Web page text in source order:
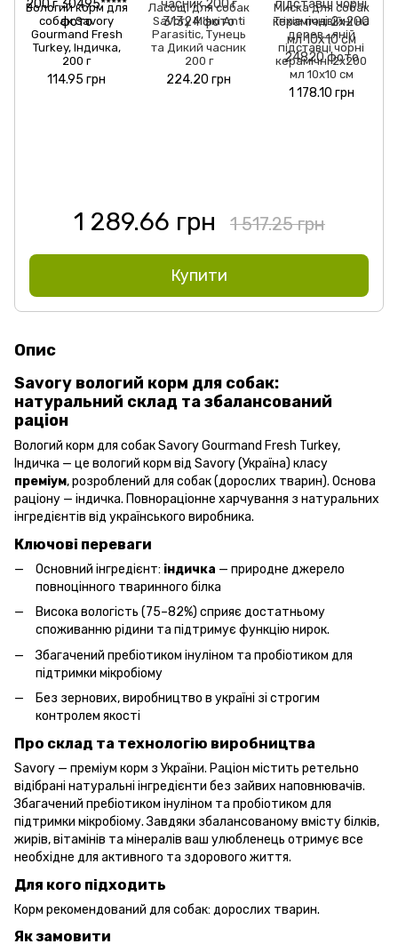
Вологий корм для
собак Savory
Gourmand Fresh
Turkey, Індичка,
200 г
114.95 грн
Ласощі для собак
Savory М’які Anti
Parasitic, Тунець
та Дикий часник
200 г
224.20 грн
Миска для собак
Trixie подвійні на
дерев_яній
підставці чорні
керамічні 2x200
мл 10х10 см
1 178.10 грн
1 289.66 грн 1 517.25 грн
Купити
Опис
Savory вологий корм для собак:
натуральний склад та збалансований
раціон
Вологий корм для собак Savory Gourmand Fresh Turkey,
Індичка — це вологий корм від Savory (Україна) класу
преміум, розроблений для собак (дорослих тварин). Основа
раціону — індичка. Повнораціонне харчування з натуральних
інгредієнтів від українського виробника.
Ключові переваги
Основний інгредієнт: індичка — природне джерело
повноцінного тваринного білка
Висока вологість (75–82%) сприяє достатньому
споживанню рідини та підтримує функцію нирок.
Збагачений пребіотиком інуліном та пробіотиком для
підтримки мікробіому
Без зернових, виробництво в україні зі строгим
контролем якості
Про склад та технологію виробництва
Savory — преміум корм з України. Раціон містить ретельно
відібрані натуральні інгредієнти без зайвих наповнювачів.
Збагачений пребіотиком інуліном та пробіотиком для
підтримки мікробіому. Завдяки збалансованому вмісту білків,
жирів, вітамінів та мінералів ваш улюбленець отримує все
необхідне для активного та здорового життя.
Для кого підходить
Корм рекомендований для собак: дорослих тварин.
Як замовити